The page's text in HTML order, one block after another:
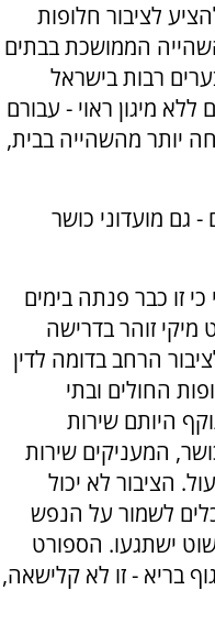
לציבור חלופות
הממושכת בבתים
רבות בישראל
מיגון ראוי - עבורם
יותר מהשהייה בבית,
- גם מועדוני כושר
זו כבר פנתה בימים
זוהר בדרישה
הרחב בדומה לדין
החולים ובתי
היותם שירות
המעניקים שירות
הציבור לא יכול
לשמור על הנפש
ישתגעו. הספורט
בריא - זו לא קלישאה,